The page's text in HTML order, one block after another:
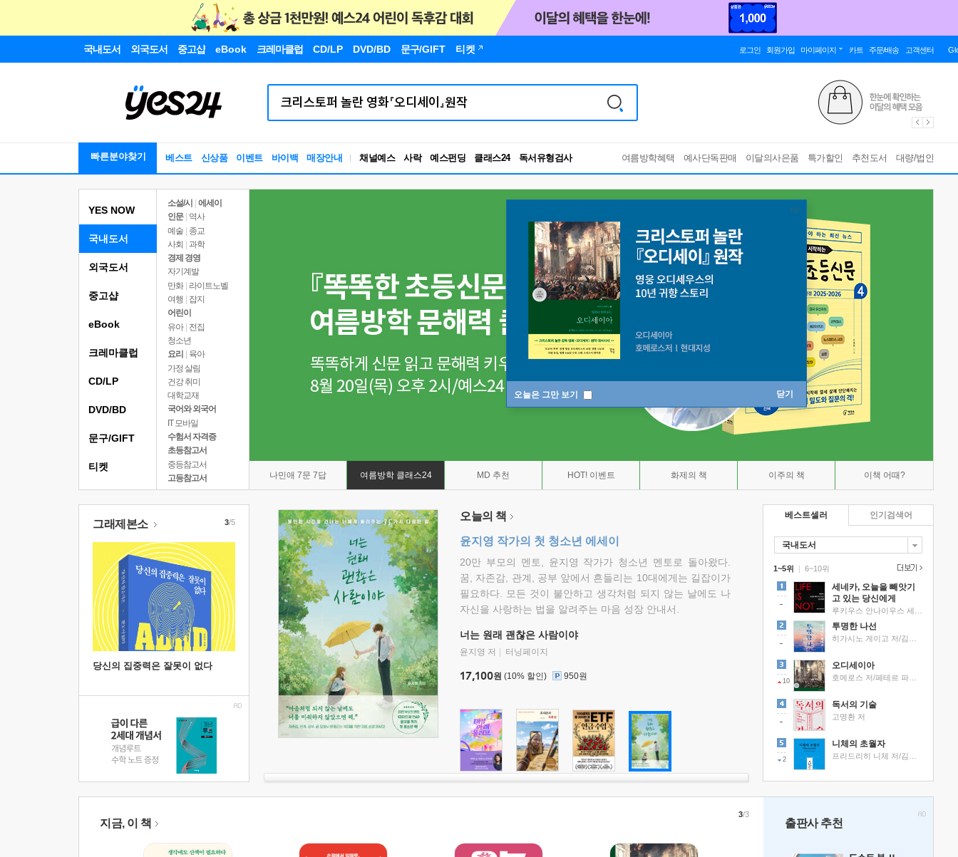
국내도서 외국도서 중고샵 eBook 크레마클럽 CD/LP DVD/BD 문구/GIFT 티켓 로그인 회원가입 마이페이지 카트 주문/배송 고객센터
빠른분야찾기 베스트 신상품 이벤트 바이백 매장안내 채널예스 사락 예스펀딩 클래스24
RBTI Lab
독서유형검사
여름방학혜택 예사단독판매 이달의사은품 특가할인 추천도서 대량/법인
오늘은 그만 보기 닫기
YES NOW
국내도서
소설/시
에세이
인문
역사
예술 | 종교
사회 | 과학
경제 경영
자기계발
만화 | 라이트노벨
여행
잡지
어린이
유아 | 전집
청소년
요리
육아
가정 살림
건강 취미
대학교재
국어와 외국어
IT 모바일
수험서 자격증
초등참고서
중등참고서
고등참고서
나민애 7문 7답 여름방학 클래스24 MD 추천 HOT! 이벤트 화제의 책 이주의 책 이책 어때?
외국도서
중고샵
eBook
크레마클럽
CD/LP
DVD/BD
문구/GIFT
티켓
그래제본소
당신의 집중력은 잘못이 없다
3/5 오늘의 책
윤지영 작가의 첫 청소년 에세이
20만 부모의 멘토, 윤지영 작가가 청소년 멘토로 돌아왔다.
꿈, 자존감, 관계, 공부 앞에서 흔들리는 10대에게는 길잡이가
필요하다. 모든 것이 불안하고 생각처럼 되지 않는 날에도 나
자신을 사랑하는 법을 알려주는 마음 성장 안내서.
너는 원래 괜찮은 사람이야
윤지영 저 터닝페이지
17,100원 (10% 할인) 950원
베스트셀러
국내도서
1~5위 |
세네카, 오늘을 빼앗기
고 있는 당신에게
투명한 나선
10
오디세이아
독서의 기술
고명환 저
2
니체의 초월자
6~10위
인기검색어
지금, 이 책
3/3
출판사 추천